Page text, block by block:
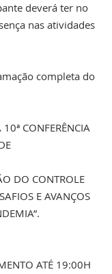
deverá ter no
nas atividades
completa do
CONFERÊNCIA
DO CONTROLE
E AVANÇOS
ATÉ 19:00H